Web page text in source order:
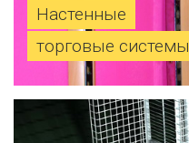
Настенные
торговые системы